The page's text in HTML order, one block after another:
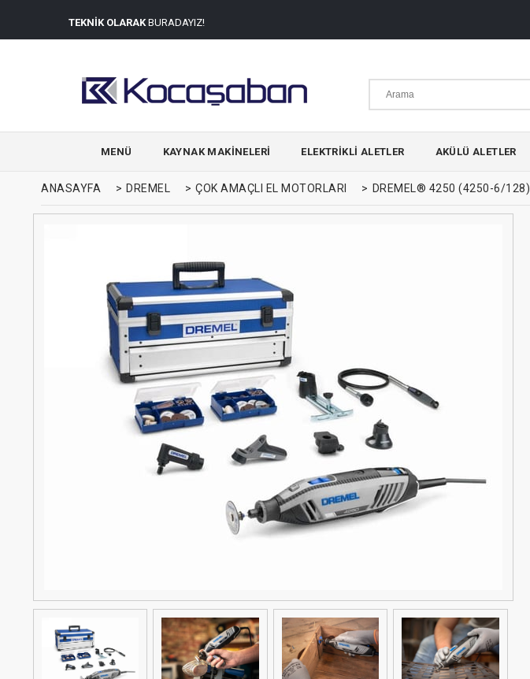
TEKNİK OLARAK BURADAYIZ!
MENÜ KAYNAK MAKINELERI ELEKTRIKLI ALETLER AKÜLÜ ALETLER
ANASAYFA > DREMEL > ÇOK AMAÇLI EL MOTORLARI > DREMEL® 4250 (4250-6/128)